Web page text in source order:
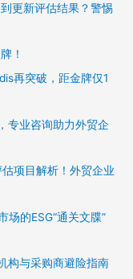
更新评估结果？警惕
！
再突破，距金牌仅1
专业咨询助力外贸企
项目解析！外贸企业
场的ESG“通关文牒”
构与采购商避险指南